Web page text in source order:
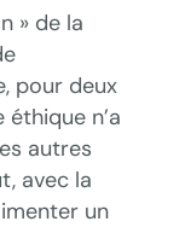
» de la
pour deux
n’a
autres
avec la
un